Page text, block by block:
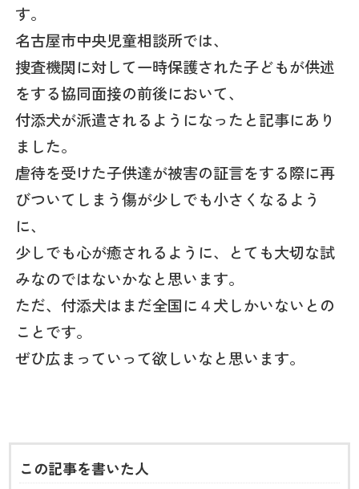
す。
名古屋市中央児童相談所では、
捜査機関に対して一時保護された子どもが供述
をする協同面接の前後において、
付添犬が派遣されるようになったと記事にあり
ました。
虐待を受けた子供達が被害の証言をする際に再
びついてしまう傷が少しでも小さくなるよう
に、
少しでも心が癒されるように、とても大切な試
みなのではないかなと思います。
ただ、付添犬はまだ全国に４犬しかいないとの
ことです。
ぜひ広まっていって欲しいなと思います。
この記事を書いた人